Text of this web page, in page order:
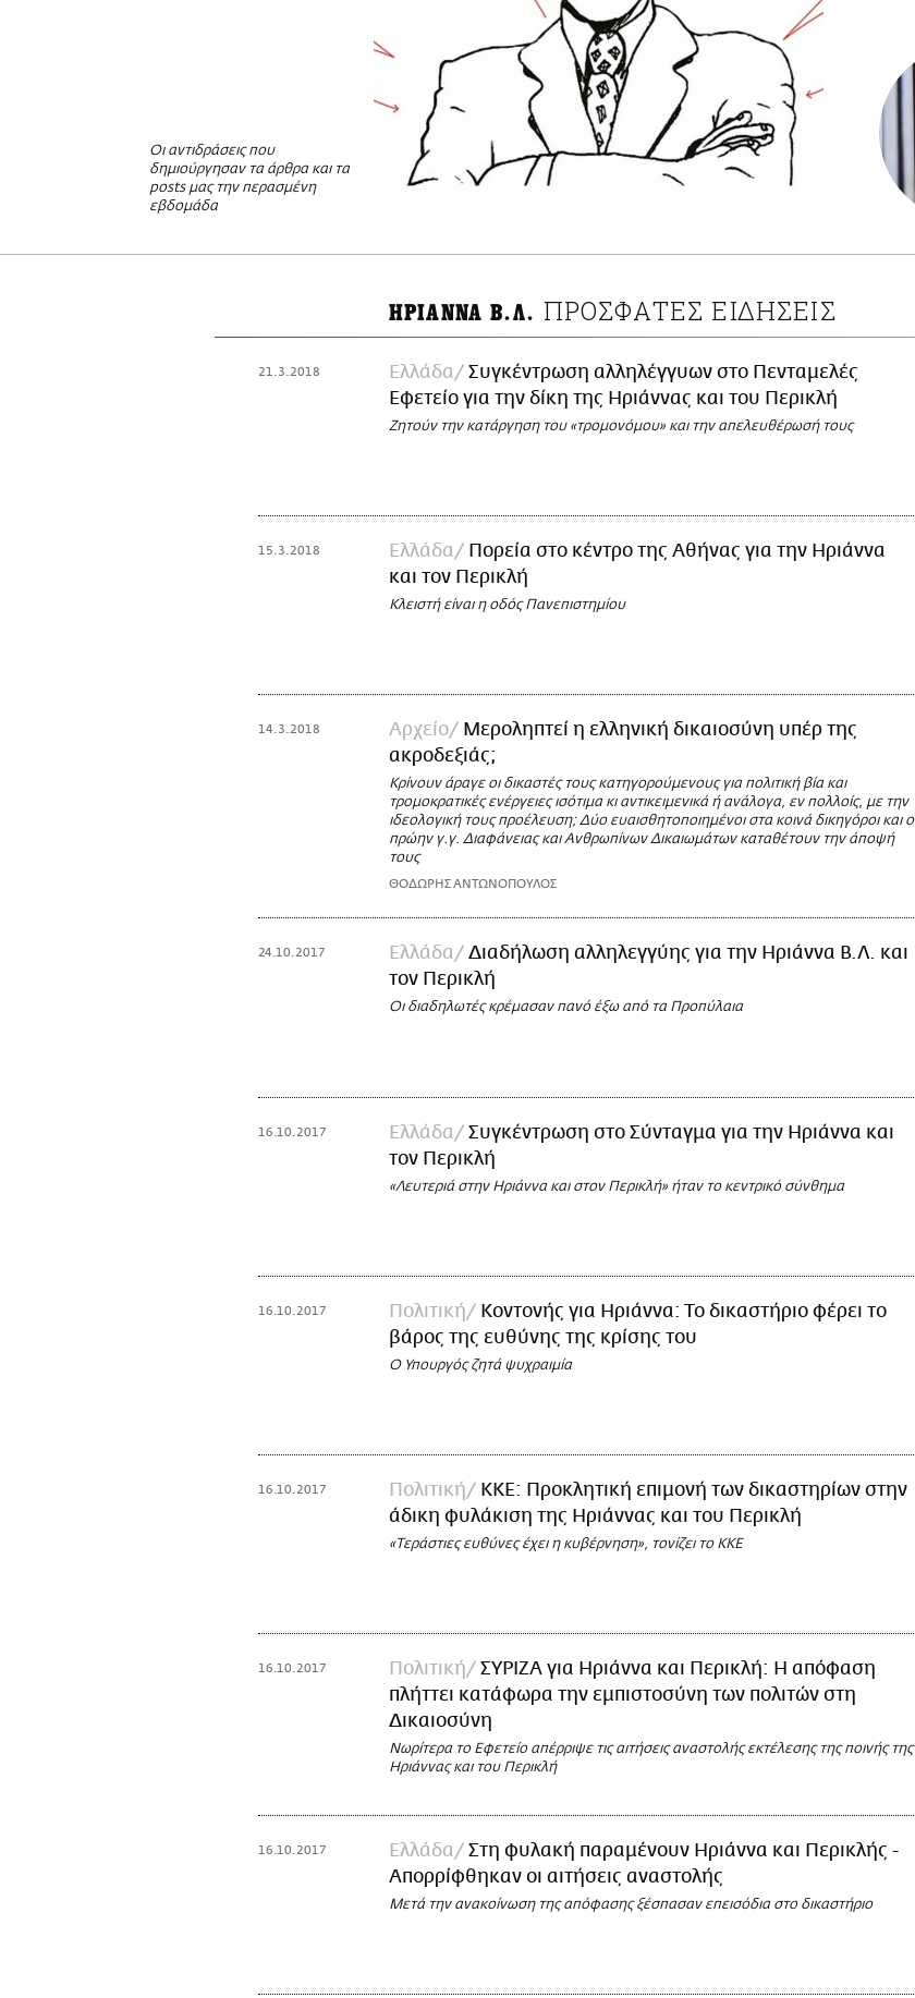
Oι αντιδράσεις που
δημιούργησαν τα άρθρα και τα
posts μας την περασμένη
εβδομάδα
ΗΡΙΑΝΝΑ Β.Λ. ΠΡΟΣΦΑΤΕΣ ΕΙΔΗΣΕΙΣ
21.3.2018 Ελλάδα
Συγκέντρωση αλληλέγγυων στο Πενταμελές
Εφετείο για την δίκη της Ηριάννας και του Περικλή
Ζητούν την κατάργηση του «τρομονόμου» και την απελευθέρωσή τους
15.3.2018 Ελλάδα
Πορεία στο κέντρο της Αθήνας για την Ηριάννα
και τον Περικλή
Κλειστή είναι η οδός Πανεπιστημίου
14.3.2018 Αρχείο
Μεροληπτεί η ελληνική δικαιοσύνη υπέρ της
ακροδεξιάς;
Κρίνουν άραγε οι δικαστές τους κατηγορούμενους για πολιτική βία και
τρομοκρατικές ενέργειες ισότιμα κι αντικειμενικά ή ανάλογα, εν πολλοίς, με την
ιδεολογική τους προέλευση; Δύο ευαισθητοποιημένοι στα κοινά δικηγόροι και ο
πρώην γ.γ. Διαφάνειας και Ανθρωπίνων Δικαιωμάτων καταθέτουν την άποψή
τους
ΘΟΔΩΡΗΣ ΑΝΤΩΝΟΠΟΥΛΟΣ
24.10.2017 Ελλάδα
Διαδήλωση αλληλεγγύης για την Ηριάννα Β.Λ. και
τον Περικλή
Οι διαδηλωτές κρέμασαν πανό έξω από τα Προπύλαια
16.10.2017 Ελλάδα
Συγκέντρωση στο Σύνταγμα για την Ηριάννα και
τον Περικλή
«Λευτεριά στην Ηριάννα και στον Περικλή» ήταν το κεντρικό σύνθημα
16.10.2017 Πολιτική
Κοντονής για Ηριάννα: Το δικαστήριο φέρει το
βάρος της ευθύνης της κρίσης του
Ο Υπουργός ζητά ψυχραιμία
16.10.2017 Πολιτική
ΚΚΕ: Προκλητική επιμονή των δικαστηρίων στην
άδικη φυλάκιση της Ηριάννας και του Περικλή
«Τεράστιες ευθύνες έχει η κυβέρνηση», τονίζει το ΚΚΕ
16.10.2017 Πολιτική
ΣΥΡΙΖΑ για Ηριάννα και Περικλή: H απόφαση
πλήττει κατάφωρα την εμπιστοσύνη των πολιτών στη
Δικαιοσύνη
Νωρίτερα το Εφετείο απέρριψε τις αιτήσεις αναστολής εκτέλεσης της ποινής της
Ηριάννας και του Περικλή
16.10.2017 Ελλάδα
Στη φυλακή παραμένουν Ηριάννα και Περικλής -
Απορρίφθηκαν οι αιτήσεις αναστολής
Μετά την ανακοίνωση της απόφασης ξέσπασαν επεισόδια στο δικαστήριο